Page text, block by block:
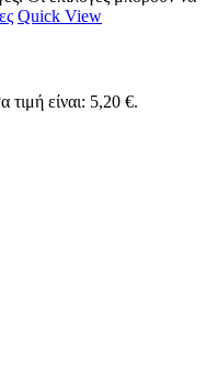
Quick View
τιμή είναι: 5,20 €.